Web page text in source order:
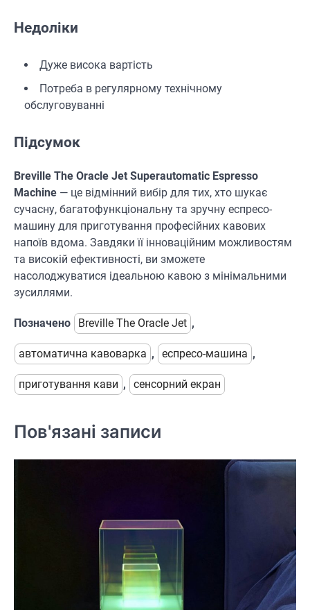
Недоліки
Дуже висока вартість
Потреба в регулярному технічному
обслуговуванні
Підсумок
Breville The Oracle Jet Superautomatic Espresso
Machine — це відмінний вибір для тих, хто шукає
сучасну, багатофункціональну та зручну еспресо-
машину для приготування професійних кавових
напоїв вдома. Завдяки її інноваційним можливостям
та високій ефективності, ви зможете
насолоджуватися ідеальною кавою з мінімальними
зусиллями.
Позначено Breville The Oracle Jet ,
автоматична кавоварка , еспресо-машина ,
приготування кави , сенсорний екран
Пов'язані записи